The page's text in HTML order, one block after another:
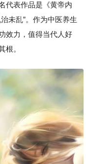
代表作品是《黄帝内
未乱”。作为中医养生
效力，值得当代人好
根。